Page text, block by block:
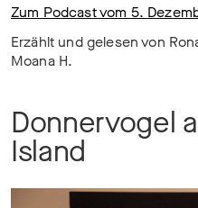
Zum Podcast vom 5.
Erzählt und gelesen von
Moana H.
Donnervogel
Island